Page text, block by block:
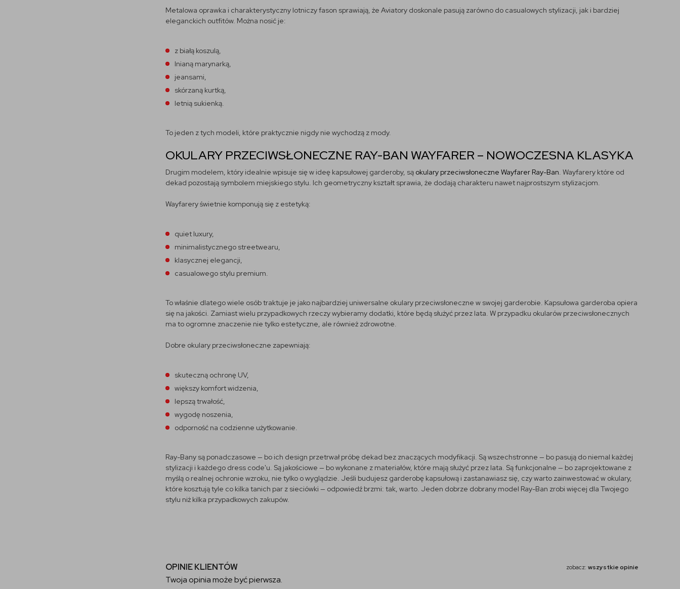
Metalowa oprawka i charakterystyczny lotniczy fason sprawiają, że Aviatory doskonale pasują zarówno do casualowych stylizacji, jak i bardziej
eleganckich outfitów. Można nosić je:
z białą koszulą,
lnianą marynarką,
jeansami,
skórzaną kurtką,
letnią sukienką.
To jeden z tych modeli, które praktycznie nigdy nie wychodzą z mody.
OKULARY PRZECIWSŁONECZNE RAY-BAN WAYFARER – NOWOCZESNA KLASYKA
Drugim modelem, który idealnie wpisuje się w ideę kapsułowej garderoby, są okulary przeciwsłoneczne Wayfarer Ray-Ban. Wayfarery które od
dekad pozostają symbolem miejskiego stylu. Ich geometryczny kształt sprawia, że dodają charakteru nawet najprostszym stylizacjom.
Wayfarery świetnie komponują się z estetyką:
quiet luxury,
minimalistycznego streetwearu,
klasycznej elegancji,
casualowego stylu premium.
To właśnie dlatego wiele osób traktuje je jako najbardziej uniwersalne okulary przeciwsłoneczne w swojej garderobie. Kapsułowa garderoba opiera
się na jakości. Zamiast wielu przypadkowych rzeczy wybieramy dodatki, które będą służyć przez lata. W przypadku okularów przeciwsłonecznych
ma to ogromne znaczenie nie tylko estetyczne, ale również zdrowotne.
Dobre okulary przeciwsłoneczne zapewniają:
skuteczną ochronę UV,
większy komfort widzenia,
lepszą trwałość,
wygodę noszenia,
odporność na codzienne użytkowanie.
Ray-Bany są ponadczasowe — bo ich design przetrwał próbę dekad bez znaczących modyfikacji. Są wszechstronne — bo pasują do niemal każdej
stylizacji i każdego dress code'u. Są jakościowe — bo wykonane z materiałów, które mają służyć przez lata. Są funkcjonalne — bo zaprojektowane z
myślą o realnej ochronie wzroku, nie tylko o wyglądzie. Jeśli budujesz garderobę kapsułową i zastanawiasz się, czy warto zainwestować w okulary,
które kosztują tyle co kilka tanich par z sieciówki — odpowiedź brzmi: tak, warto. Jeden dobrze dobrany model Ray-Ban zrobi więcej dla Twojego
stylu niż kilka przypadkowych zakupów.
OPINIE KLIENTÓW zobacz: wszystkie opinie
Twoja opinia może być pierwsza.